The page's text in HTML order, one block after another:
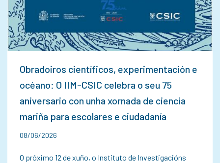
Obradoiros científicos, experimentación e
océano: O IIM-CSIC celebra o seu 75
aniversario con unha xornada de ciencia
mariña para escolares e ciudadanía
08/06/2026
O próximo 12 de xuño, o Instituto de Investigacións